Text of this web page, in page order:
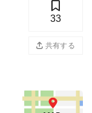
33
共有する